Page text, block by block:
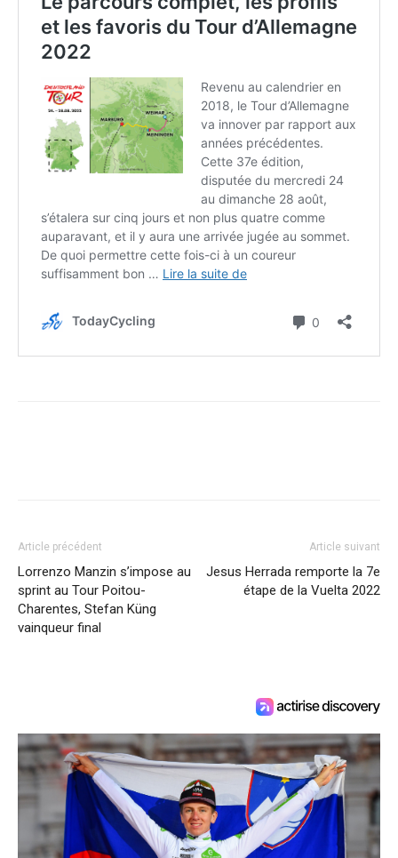
Article précédent
Lorrenzo Manzin s’impose au
sprint au Tour Poitou-
Charentes, Stefan Küng
vainqueur final
Article suivant
Jesus Herrada remporte la 7e
étape de la Vuelta 2022